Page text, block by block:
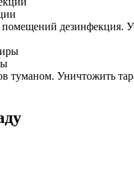
помещений дезинфекция.
туманом. Уничтожить